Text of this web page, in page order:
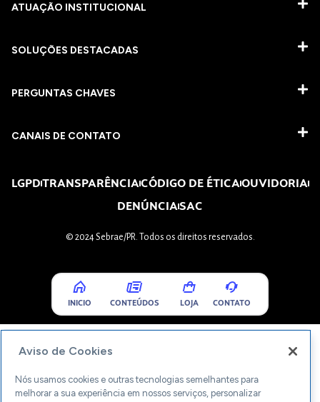
ATUAÇÃO INSTITUCIONAL
SOLUÇÕES DESTACADAS
PERGUNTAS CHAVES​
CANAIS DE CONTATO
LGPDTRANSPARÊNCIACÓDIGO DE ÉTICAOUVIDORIA
DENÚNCIASAC
© 2024 Sebrae/PR. Todos os direitos reservados.
INICIO CONTEÚDOS LOJA CONTATO
Aviso de Cookies
Nós usamos cookies e outras tecnologias semelhantes para
melhorar a sua experiência em nossos serviços, personalizar